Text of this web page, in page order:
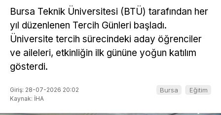
Bursa Teknik Üniversitesi (BTÜ) tarafından her
yıl düzenlenen Tercih Günleri başladı.
Üniversite tercih sürecindeki aday öğrenciler
ve aileleri, etkinliğin ilk gününe yoğun katılım
gösterdi.
Giriş: 28-07-2026 20:02
Kaynak: İHA
Bursa Eğitim